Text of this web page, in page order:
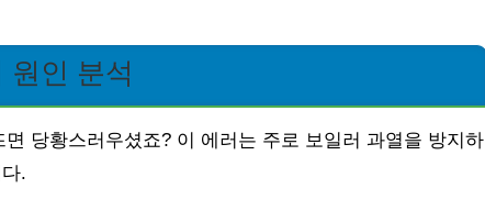
원인 분석
면 당황스러우셨죠? 이 에러는 주로 보일러 과열을 방지하
.